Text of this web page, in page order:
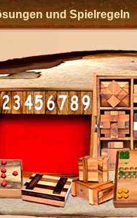
und Spielregeln